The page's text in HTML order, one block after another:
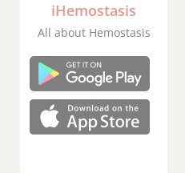
iHemostasis
All about Hemostasis